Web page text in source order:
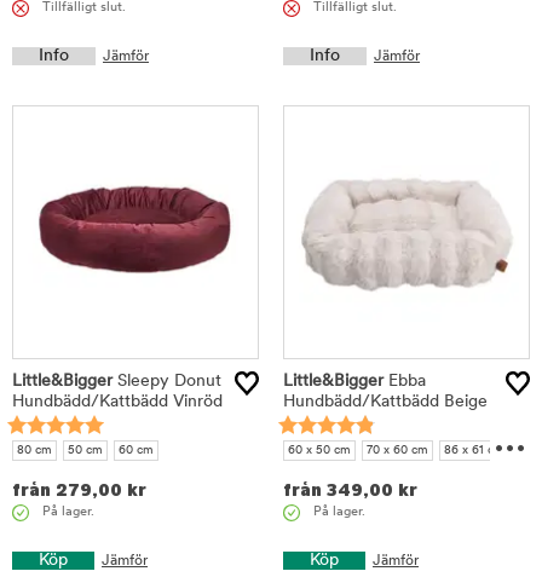
Tillfälligt slut.
Info Jämför
Tillfälligt slut.
Info Jämför
Little&BiggerSleepy Donut
Hundbädd/Kattbädd Vinröd
80 cm 50 cm 60 cm
från 279,00 kr
På lager.
Köp Jämför
Little&BiggerEbba
Hundbädd/Kattbädd Beige
60 x 50 cm 70 x 60 cm
86 x 61 cm...
från 349,00 kr
På lager.
Köp Jämför